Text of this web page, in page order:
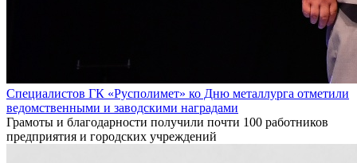
Специалистов ГК «Русполимет» ко Дню металлурга отметили
ведомственными и заводскими наградами
Грамоты и благодарности получили почти 100 работников
предприятия и городских учреждений